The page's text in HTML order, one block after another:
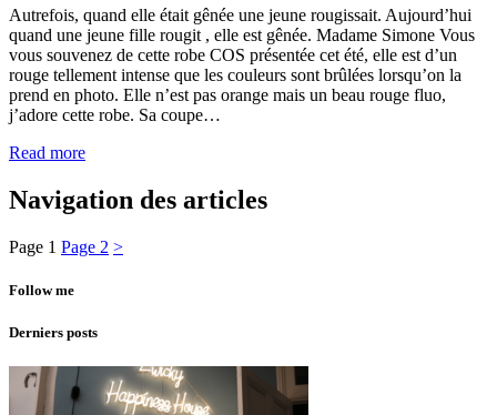
Autrefois, quand elle était gênée une jeune rougissait. Aujourd’hui
quand une jeune fille rougit , elle est gênée. Madame Simone Vous
vous souvenez de cette robe COS présentée cet été, elle est d’un
rouge tellement intense que les couleurs sont brûlées lorsqu’on la
prend en photo. Elle n’est pas orange mais un beau rouge fluo,
j’adore cette robe. Sa coupe…
Read more
Navigation des articles
Page 1 Page 2 >
Follow me
Derniers posts